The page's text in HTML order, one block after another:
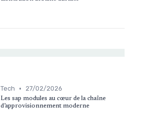
Tech • 27/02/2026
Les sap modules au cœur de la chaîne
d’approvisionnement moderne